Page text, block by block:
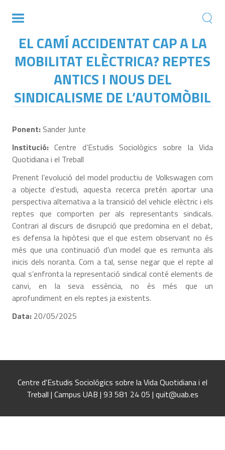
EL CAMÍ ACCIDENTAT CAP A LA
MOBILITAT ELÈCTRICA? REPTES
ANTICS I NOUS DEL
SINDICALISME DE L’AUTOMÒBIL
Ponent: Sander Junte
Institució:Centre d’Estudis Sociològics sobre la Vida
Quotidiana i el Treball
Prenent l’evolució del model productiu de Volkswagen com
a objecte d’estudi, aquesta recerca pretén aportar una
perspectiva alternativa a la transició del vehicle elèctric i els
reptes que comporten per als representants sindicals.
Contrari al discurs de disrupció que predomina en el debat,
es defensa la hipòtesi que el que estem observant no és
més que una continuació d’un model que es remunta als
inicis dels noranta. Com a tal, sense negar que el repte al
qual s’enfronta la representació sindical conté elements de
canvi, en la seva essència, no és més que un
aprofundiment en els reptes ja existents.
Data: 20/05/2025
Centre d'Estudis Sociológics sobre la Vida Quotidiana i el
Treball | Campus UAB | 93 581 24 05 | quit@uab.es